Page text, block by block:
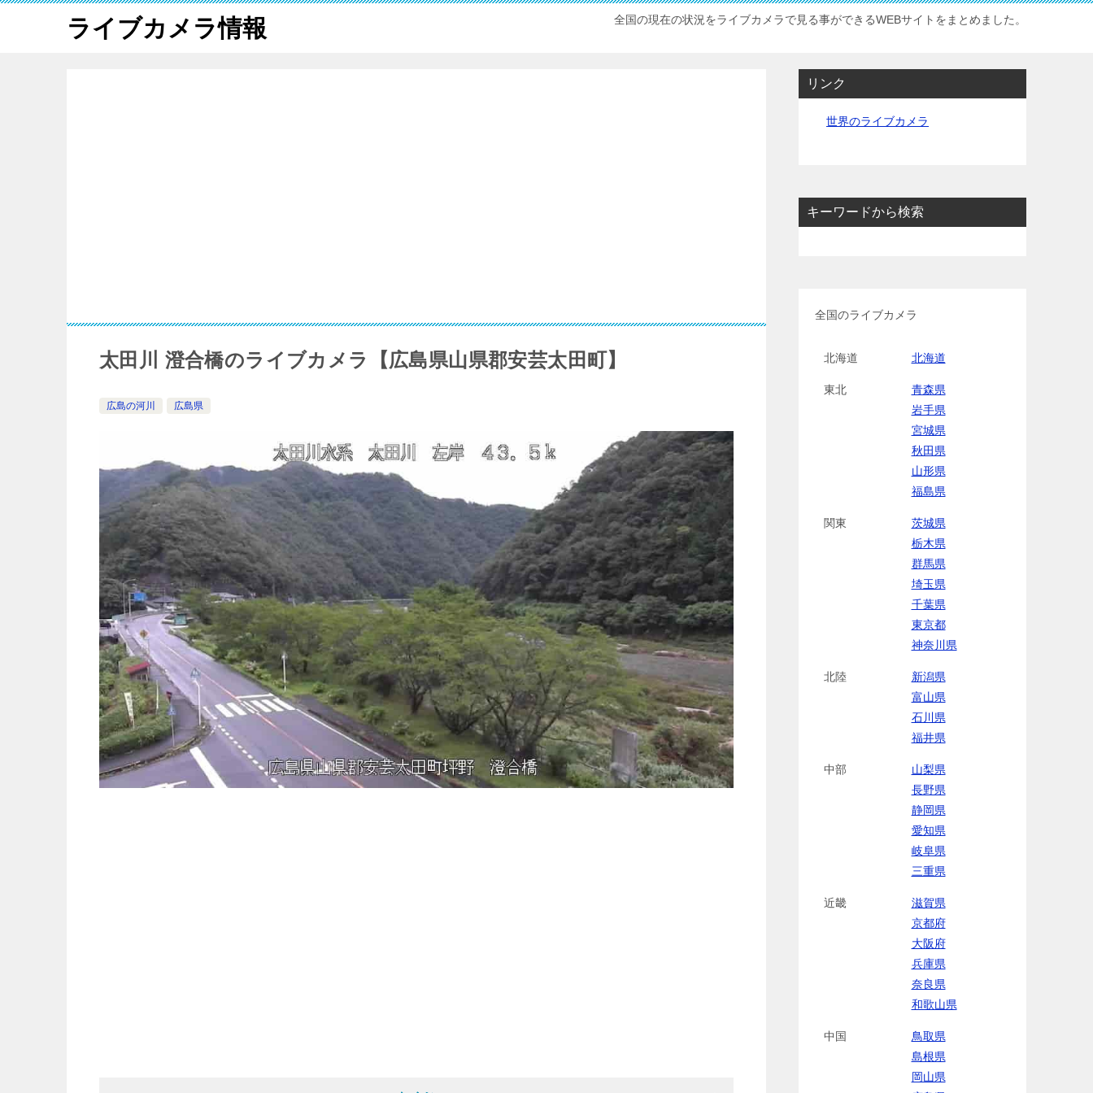
ライブカメラ情報 全国の現在の状況をライブカメラで見る事ができるWEBサイトをまとめました。
太田川 澄合橋のライブカメラ【広島県山県郡安芸太田町】
広島の河川 広島県
リンク
世界のライブカメラ
キーワードから検索
全国のライブカメラ
北海道 北海道
東北
青森県
岩手県
宮城県
秋田県
山形県
福島県
関東
茨城県
栃木県
群馬県
埼玉県
千葉県
東京都
神奈川県
北陸
新潟県
富山県
石川県
福井県
中部
山梨県
長野県
静岡県
愛知県
岐阜県
三重県
近畿
滋賀県
京都府
大阪府
兵庫県
奈良県
和歌山県
中国
鳥取県
島根県
岡山県